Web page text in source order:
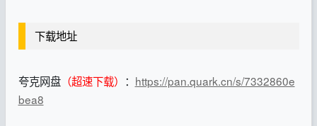
下载地址
夸克网盘（超速下载） ： https://pan.quark.cn/s/7332860e
bea8